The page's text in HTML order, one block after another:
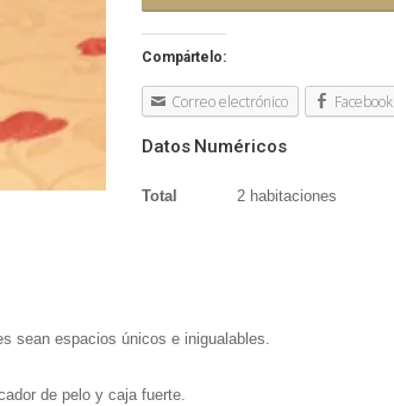
Compártelo:
Correo electrónico Facebook
Datos Numéricos
Total 2 habitaciones
sean espacios únicos e inigualables.
de pelo y caja fuerte.